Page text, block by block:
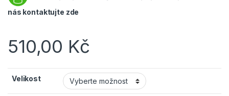
nás kontaktujte zde
510,00 Kč
Velikost